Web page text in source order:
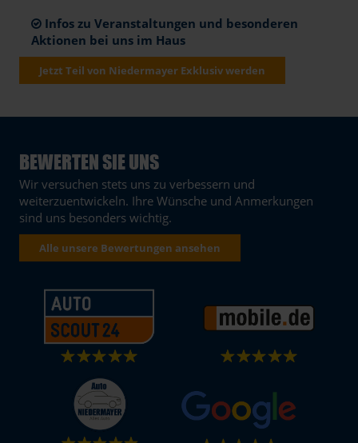
Infos zu Veranstaltungen und besonderen
Aktionen bei uns im Haus
Jetzt Teil von Niedermayer Exklusiv werden
BEWERTEN SIE UNS
Wir versuchen stets uns zu verbessern und
weiterzuentwickeln. Ihre Wünsche und Anmerkungen
sind uns besonders wichtig.
Alle unsere Bewertungen ansehen